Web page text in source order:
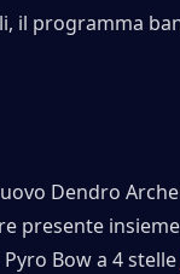
il programma
Dendro
presente
Bow a 4 stelle